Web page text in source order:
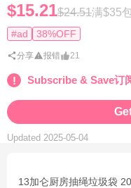
$15.21$24.51满$35
#ad 38%OFF
分享 报错 21
Subscribe & Save订
Updated 2025-05-04
13加仑厨房抽绳垃圾袋